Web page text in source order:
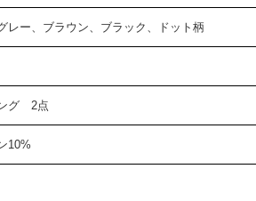
レー、ブラウン、ブラック、ドット柄
グ 2点
10%